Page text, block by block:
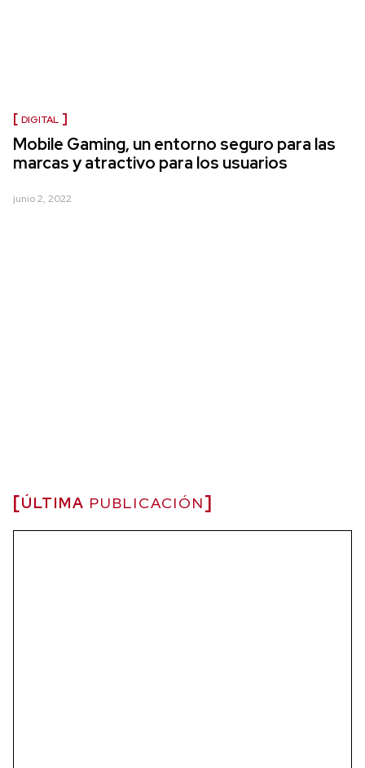
DIGITAL
Mobile Gaming, un entorno seguro para las
marcas y atractivo para los usuarios
junio 2, 2022
ÚLTIMA PUBLICACIÓN